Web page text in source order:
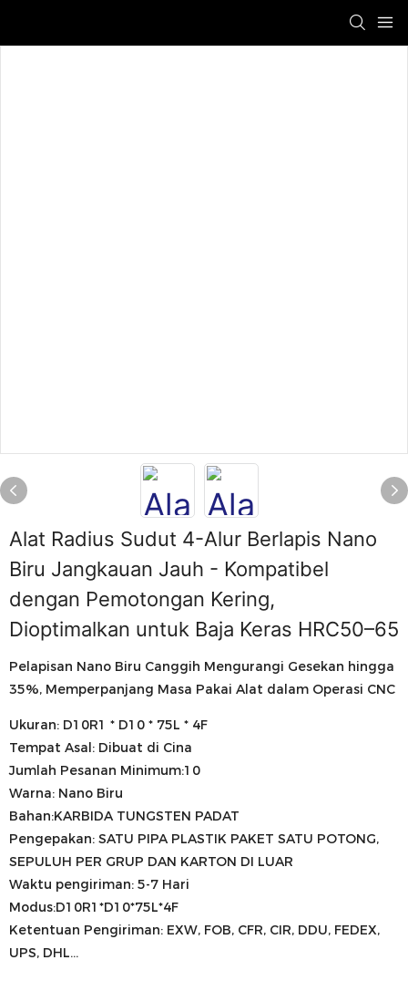
Alat Radius Sudut 4-Alur Berlapis Nano
Biru Jangkauan Jauh - Kompatibel
dengan Pemotongan Kering,
Dioptimalkan untuk Baja Keras HRC50–65
Pelapisan Nano Biru Canggih Mengurangi Gesekan hingga
35%, Memperpanjang Masa Pakai Alat dalam Operasi CNC
Ukuran: D10R1 * D10 * 75L * 4F
Tempat Asal: Dibuat di Cina
Jumlah Pesanan Minimum:10
Warna: Nano Biru
Bahan:KARBIDA TUNGSTEN PADAT
Pengepakan: SATU PIPA PLASTIK PAKET SATU POTONG,
SEPULUH PER GRUP DAN KARTON DI LUAR
Waktu pengiriman: 5-7 Hari
Modus:D10R1*D10*75L*4F
Ketentuan Pengiriman: EXW, FOB, CFR, CIR, DDU, FEDEX,
UPS, DHL...